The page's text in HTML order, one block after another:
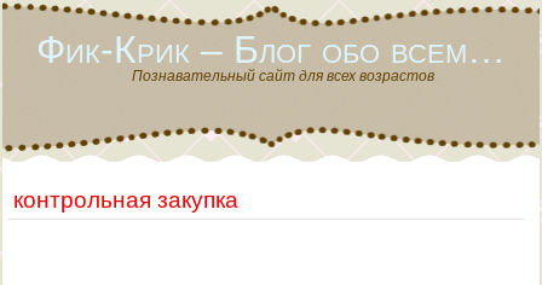
Фик-Крик – Блог обо всем…
Познавательный сайт для всех возрастов
контрольная закупка